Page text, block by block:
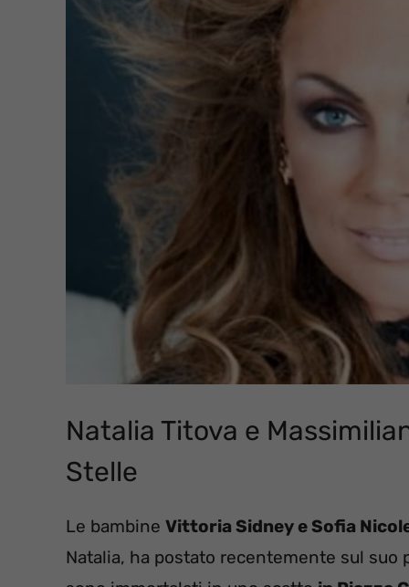
Natalia Titova e
Stelle
Le bambine Vittoria Sidney e Sofia
Natalia, ha postato recentemente sul suo